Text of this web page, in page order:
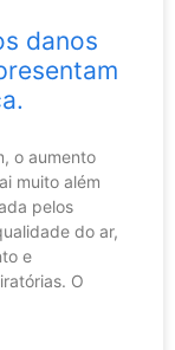
danos
o aumento
muito além
pelos
do ar,
e
O